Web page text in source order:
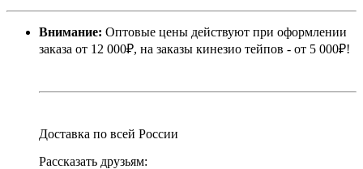
Внимание: Оптовые цены действуют при оформлении
заказа от 12 000₽, на заказы кинезио тейпов - от 5 000₽!
Доставка по всей России
Рассказать друзьям: